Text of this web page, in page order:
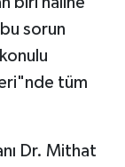
sorun
tüm
Dr. Mithat